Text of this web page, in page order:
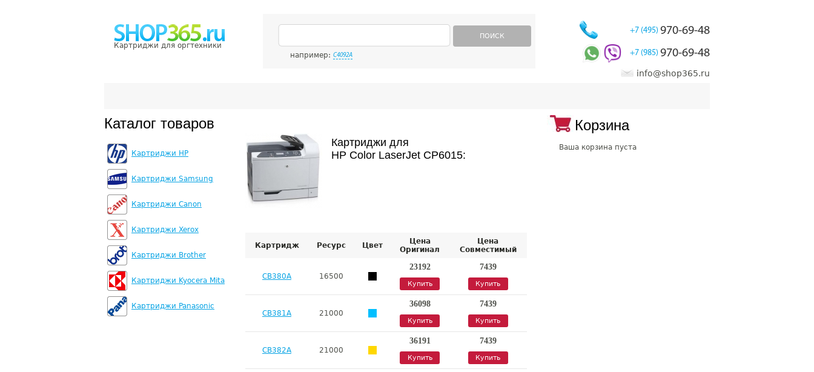
Картриджи для оргтехники
ПОИСК
например: C4092A
+7 (495) 970-69-48
+7 (985) 970-69-48
info@shop365.ru
Каталог товаров
Картриджи HP
Картриджи Samsung
Картриджи Canon
Картриджи Xerox
Картриджи Brother
Картриджи Kyocera Mita
Картриджи Panasonic
Картриджи для
HP Color LaserJet CP6015:
Картридж Ресурс Цвет
Цена
Оригинал
Цена
Совместимый
CB380A 16500
23192
Купить
7439
Купить
CB381A 21000
36098
Купить
7439
Купить
CB382A 21000
36191
Купить
7439
Купить
Корзина
Ваша корзина пуста